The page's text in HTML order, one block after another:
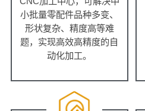
小批量零配件品种多变、
形状复杂、精度高等难
题，实现高效高精度的自
动化加工。